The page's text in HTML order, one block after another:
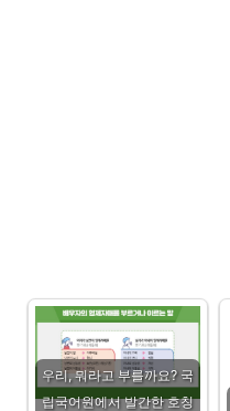
우리, 뭐라고 부를까요? 국
립국어원에서 발간한 호칭